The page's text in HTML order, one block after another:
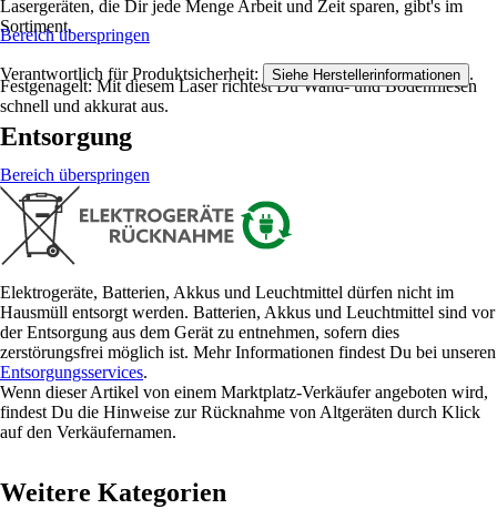
Lasergeräten, die Dir jede Menge Arbeit und Zeit sparen, gibt's im
Sortiment.
Festgenagelt: Mit diesem Laser richtest Du Wand- und Bodenfliesen
schnell und akkurat aus.
Bereich überspringen
Verantwortlich für Produktsicherheit: Siehe Herstellerinformationen .
Entsorgung
Bereich überspringen
Elektrogeräte, Batterien, Akkus und Leuchtmittel dürfen nicht im
Hausmüll entsorgt werden. Batterien, Akkus und Leuchtmittel sind vor
der Entsorgung aus dem Gerät zu entnehmen, sofern dies
zerstörungsfrei möglich ist. Mehr Informationen findest Du bei unseren
Entsorgungsservices.
Wenn dieser Artikel von einem Marktplatz-Verkäufer angeboten wird,
findest Du die Hinweise zur Rücknahme von Altgeräten durch Klick
auf den Verkäufernamen.
Weitere Kategorien